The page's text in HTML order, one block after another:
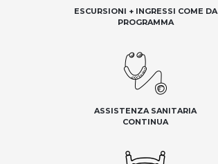
ESCURSIONI + INGRESSI COME DA
PROGRAMMA
ASSISTENZA SANITARIA
CONTINUA